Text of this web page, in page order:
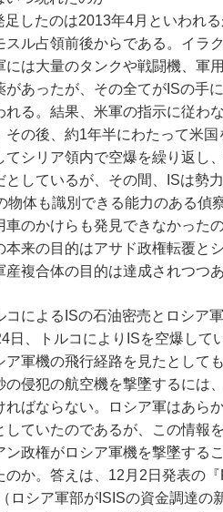
したのは2013年4月といわれ
スル占領前後からである。イラ
には大量のタンクや戦闘機、軍
があったが、その全てがISの手
れる。結果、米軍の指示に従わ
その後、約1年半にわたって米
てシリア領内で空爆を繰り返し
としているが、その間、ISは勢
物体も識別できる能力のある
車のかけらも発見できなかった
本来の目的はアサド政権転覆と
産複合体の目的は達成されつつあ
によるISの石油密売とロシア
、トルコによりISを空爆して
ア軍機の飛行経路を見たとして
の侵犯の航空機を撃墜するには
ればならない。ロシア軍はあら
していたのであるが、この情報
ン政権がロシア軍機を撃墜する
のか。答えは、12月2日発表の
ロシア軍部がISISの資金調達の